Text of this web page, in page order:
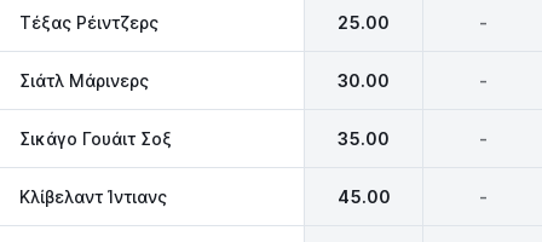
Τέξας Ρέιντζερς 25.00 -
Σιάτλ Μάρινερς 30.00 -
Σικάγο Γουάιτ Σοξ 35.00 -
Κλίβελαντ Ίντιανς 45.00 -